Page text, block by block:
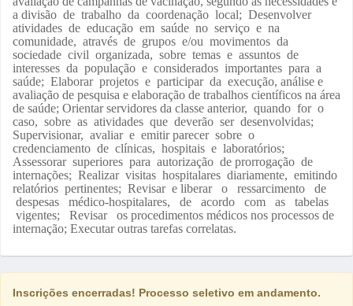
a divisão de trabalho da coordenação local; Desenvolver
atividades de educação em saúde no serviço e na
comunidade, através de grupos e/ou movimentos da
sociedade civil organizada, sobre temas e assuntos de
interesses da população e considerados importantes para a
saúde; Elaborar projetos e participar da execução, análise e
avaliação de pesquisa e elaboração de trabalhos científicos na área
de saúde; Orientar servidores da classe anterior, quando for o
caso, sobre as atividades que deverão ser desenvolvidas;
Supervisionar, avaliar e emitir parecer sobre o
credenciamento de clínicas, hospitais e laboratórios;
Assessorar superiores para autorização de prorrogação de
internações; Realizar visitas hospitalares diariamente, emitindo
relatórios pertinentes; Revisar e liberar o ressarcimento de
despesas médico-hospitalares, de acordo com as tabelas
vigentes; Revisar os procedimentos médicos nos processos de
internação; Executar outras tarefas correlatas.
Inscrições encerradas! Processo seletivo em andamento.